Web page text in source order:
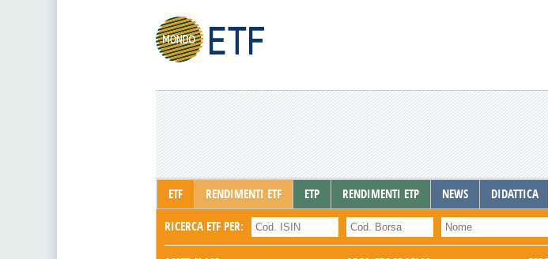
ETF RENDIMENTI ETF ETP RENDIMENTI ETP NEWS DIDATTICA
RICERCA ETF PER: